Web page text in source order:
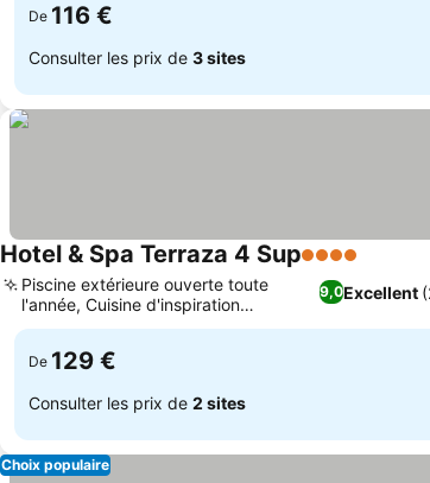
De 116 €
Consulter les prix de 3 sites
Hotel & Spa Terraza 4 Sup4 Étoiles
9,0Excellent
Piscine extérieure ouverte toute
l'année, Cuisine d'inspiration
méditerranéenne
De 129 €
Consulter les prix de 2 sites
Choix populaire